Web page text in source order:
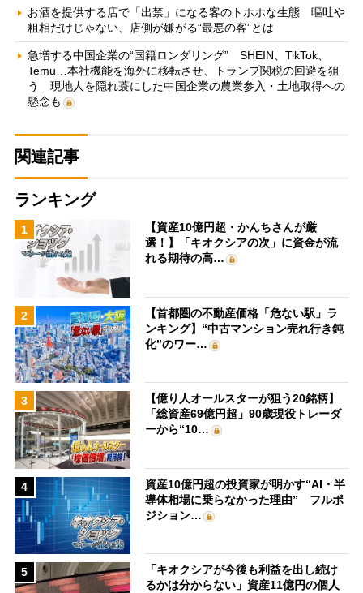
お酒を提供する店で「出禁」になる客のトホホな生態 嘔吐や
粗相だけじゃない、店側が嫌がる“最悪の客”とは
急増する中国企業の“国籍ロンダリング” SHEIN、TikTok、
Temu…本社機能を海外に移転させ、トランプ関税の回避を狙
う 現地人を隠れ蓑にした中国企業の農業参入・土地取得への
懸念も
関連記事
ランキング
1
【資産10億円超・かんちさんが厳
選！】「キオクシアの次」に資金が流
れる期待の高…
2
【首都圏の不動産価格「危ない駅」ラ
ンキング】“中古マンション売れ行き鈍
化”のワー…
3
【億り人オールスターが狙う20銘柄】
「総資産69億円超」90歳現役トレーダ
ーから“10…
4
資産10億円超の投資家が明かす“AI・半
導体相場に乗らなかった理由” フルポ
ジション…
5
「キオクシアが今後も利益を出し続け
るかは分からない」資産11億円の個人